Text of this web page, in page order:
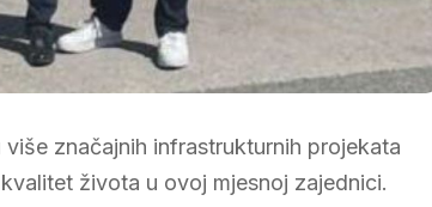
značajnih infrastrukturnih projekata
života u ovoj mjesnoj zajednici.